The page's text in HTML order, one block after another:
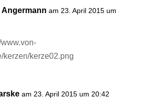
Angermann am 23. April 2015 um
am 23. April 2015 um 20:42